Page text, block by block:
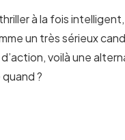
à la fois
un très sérieux
voilà une
?